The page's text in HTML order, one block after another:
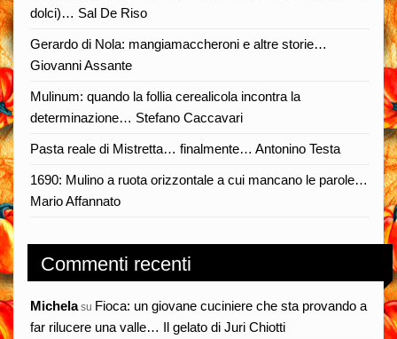
dolci)… Sal De Riso
Gerardo di Nola: mangiamaccheroni e altre storie…
Giovanni Assante
Mulinum: quando la follia cerealicola incontra la
determinazione… Stefano Caccavari
Pasta reale di Mistretta… finalmente… Antonino Testa
1690: Mulino a ruota orizzontale a cui mancano le parole…
Mario Affannato
Commenti recenti
Michelasu Fioca: un giovane cuciniere che sta provando a
far rilucere una valle… Il gelato di Juri Chiotti